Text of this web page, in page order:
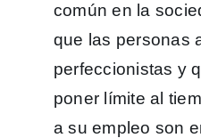
común en la
que las personas
perfeccionistas y
poner límite al
a su empleo son